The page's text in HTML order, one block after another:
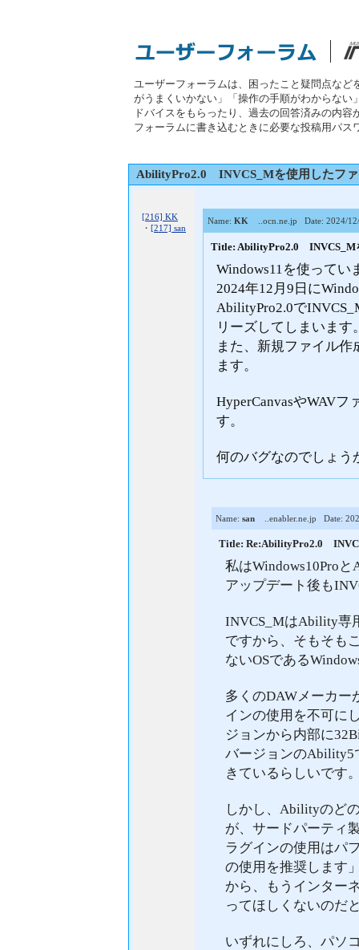
ユーザーフォーラムは、困ったこと疑問点な
がうまくいかない」「操作の手順がわからな
ドバイスをもらったり、過去の回答済みの内
フォーラムに書き込むときに必要な投稿用パス
AbilityPro2.0 INVCS_Mを使用したファ
[216] KK
・ [217] san
Name: KK ..ocn.ne.jp Date: 2024/
Title: AbilityPro2.0 INVCS_M
Windows11を使ってい
2024年12月9日に
AbilityPro2.0で
リーズしてしまいます
また、新規ファイル
ます。
HyperCanvasやWAV
す。
何のバグなのでしょう
Name: san ..enabler.ne.jp Date:
Title: Re:AbilityPro2.0
私はWindows10Pro
アップデート後も
INVCS_MはAbility専
ですから、そもそも
ないOSである
多くのDAWメーカー
インの使用を不可に
ジョンから内部に
バージョンのAbility5
きているらしいです
しかし、Abilityのど
が、サードパーティ
ラグインの使用はパ
の使用を推奨します
から、もうインター
ってほしくないのだ
いずれにしろ、パソ